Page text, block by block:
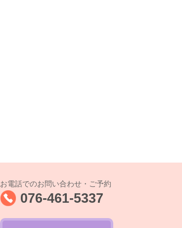
お電話でのお問い合わせ・ご予約
076-461-5337